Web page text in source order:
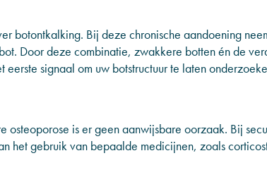
botontkalking. Bij deze chronische aandoening
Door deze combinatie, zwakkere botten én de
signaal om uw botstructuur te laten
is er geen aanwijsbare oorzaak. Bij
gebruik van bepaalde medicijnen, zoals